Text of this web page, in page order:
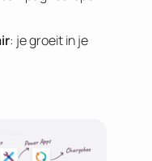
: je groeit in je